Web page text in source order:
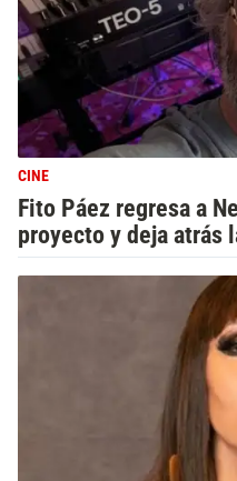
CINE
Fito Páez regresa a
proyecto y deja atrás